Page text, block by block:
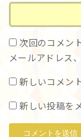
次回のコメン
メールアドレス
新しいコメン
新しい投稿を